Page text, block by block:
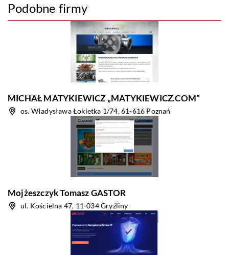
Podobne firmy
MICHAŁ MATYKIEWICZ „MATYKIEWICZ.COM”
os. Władysława Łokietka 1/74, 61-616 Poznań
Mojżeszczyk Tomasz GASTOR
ul. Kościelna 47, 11-034 Gryźliny